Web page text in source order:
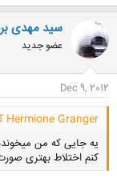
سید مهدی
عضو جدید
Dec 9, 2012
Hermione Granger گفت:
یه جایی که من
کنم اختلاط بهتری